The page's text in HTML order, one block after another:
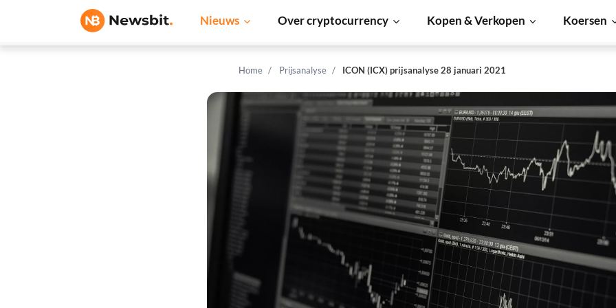
Nieuws Over cryptocurrency Kopen & Verkopen Koersen
Home Prijsanalyse ICON (ICX) prijsanalyse 28 januari 2021